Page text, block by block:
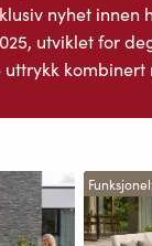
nyhet innen
utviklet for
kombinert